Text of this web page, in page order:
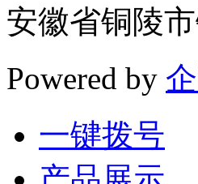
安徽省铜陵
Powered by
一键拨号